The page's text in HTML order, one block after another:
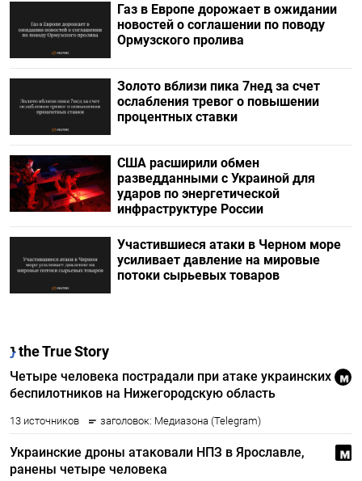
Газ в Европе дорожает в ожидании
новостей о соглашении по поводу
Ормузского пролива
Золото вблизи пика 7нед за счет
ослабления тревог о повышении
процентных ставки
США расширили обмен
разведданными с Украиной для
ударов по энергетической
инфраструктуре России
Участившиеся атаки в Черном море
усиливает давление на мировые
потоки сырьевых товаров